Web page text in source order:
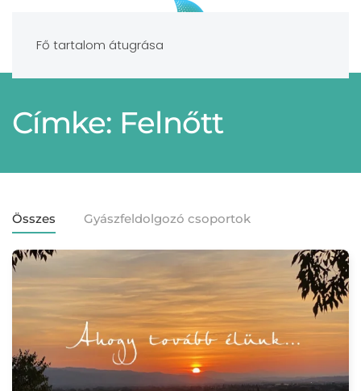
Fő tartalom átugrása
Címke: Felnőtt
Összes Gyászfeldolgozó csoportok